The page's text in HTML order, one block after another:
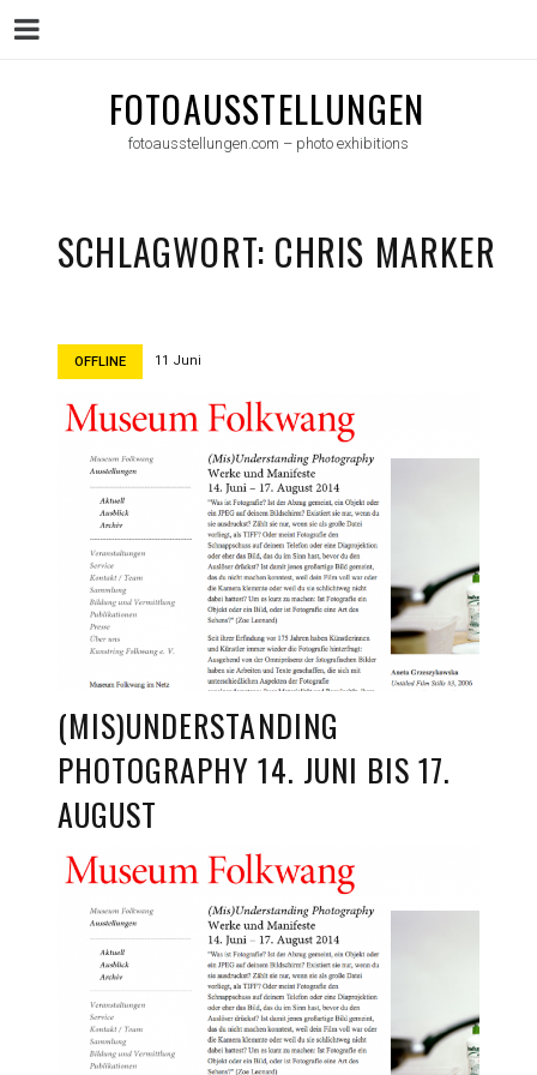
FOTOAUSSTELLUNGEN
fotoausstellungen.com – photo exhibitions
SCHLAGWORT: CHRIS MARKER
OFFLINE 11 Juni
(MIS)UNDERSTANDING
PHOTOGRAPHY 14. JUNI BIS 17.
AUGUST
Menu